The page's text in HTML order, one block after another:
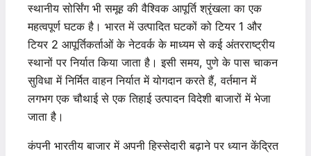
स्थानीय सोर्सिंग भी समूह की वैश्विक आपूर्ति श्रृंखला का एक
महत्वपूर्ण घटक है। भारत में उत्पादित घटकों को टियर 1 और
टियर 2 आपूर्तिकर्ताओं के नेटवर्क के माध्यम से कई अंतरराष्ट्रीय
स्थानों पर निर्यात किया जाता है। इसी समय, पुणे के पास चाकन
सुविधा में निर्मित वाहन निर्यात में योगदान करते हैं, वर्तमान में
लगभग एक चौथाई से एक तिहाई उत्पादन विदेशी बाजारों में भेजा
जाता है।
कंपनी भारतीय बाजार में अपनी हिस्सेदारी बढ़ाने पर ध्यान केंद्रित